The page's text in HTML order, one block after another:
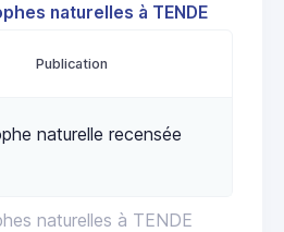
naturelles à TENDE
naturelles à TENDE
Publication
naturelle recensée